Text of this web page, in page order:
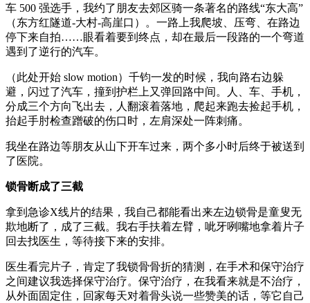
车 500 强选手，我约了朋友去郊区骑一条著名的路线“东大高”
（东方红隧道-大村-高崖口）。一路上我爬坡、压弯、在路边
停下来自拍……眼看着要到终点，却在最后一段路的一个弯道
遇到了逆行的汽车。
（此处开始 slow motion）千钧一发的时候，我向路右边躲
避，闪过了汽车，撞到护栏上又弹回路中间。人、车、手机，
分成三个方向飞出去，人翻滚着落地，爬起来跑去捡起手机，
抬起手肘检查蹭破的伤口时，左肩深处一阵刺痛。
我坐在路边等朋友从山下开车过来，两个多小时后终于被送到
了医院。
锁骨断成了三截
拿到急诊X线片的结果，我自己都能看出来左边锁骨是童叟无
欺地断了，成了三截。我右手扶着左臂，呲牙咧嘴地拿着片子
回去找医生，等待接下来的安排。
医生看完片子，肯定了我锁骨骨折的猜测，在手术和保守治疗
之间建议我选择保守治疗。保守治疗，在我看来就是不治疗，
从外面固定住，回家每天对着骨头说一些赞美的话，等它自己